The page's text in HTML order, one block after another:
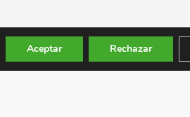
Aceptar Rechazar